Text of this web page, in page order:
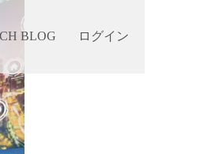
BLOG ログイン